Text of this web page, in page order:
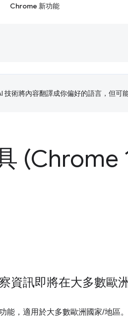
Chrome 新功能
技術將內容翻譯成你偏好的語言，但可能
(Chrome
資訊即將在大多數歐
能，適用於大多數歐洲國家/地區。